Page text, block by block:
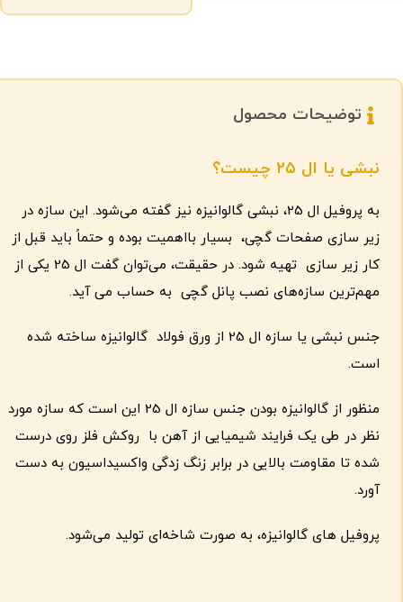
توضیحات محصول
نبشی یا ال ۲۵ چیست؟
به پروفیل ال 25، نبشی گالوانیزه نیز گفته می‌شود. این سازه در
زیر سازی صفحات گچی، بسیار بااهمیت بوده و حتماً باید قبل از
کار زیر سازی تهیه شود. در حقیقت، می‌توان گفت ال 25 یکی از
مهم‌ترین سازه‌های نصب پانل گچی به حساب می آید.
جنس نبشی یا سازه ال 25 از ورق فولاد گالوانیزه ساخته شده
است.
منظور از گالوانیزه بودن جنس سازه ال 25 این است که سازه مورد
نظر در طی یک فرایند شیمیایی از آهن با روکش فلز روی درست
شده تا مقاومت بالایی در برابر زنگ زدگی واکسیداسیون به دست
آورد.
پروفیل های گالوانیزه، به صورت شاخه‌ای تولید می‌شود.